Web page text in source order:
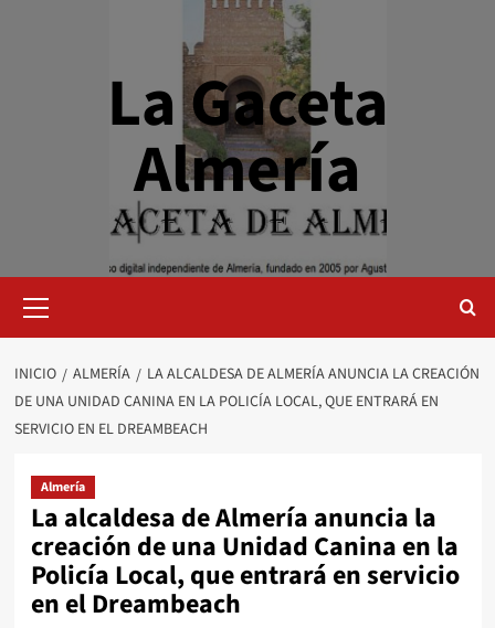
La Gaceta
Almería
primario
INICIO ALMERÍA
LA ALCALDESA DE ALMERÍA ANUNCIA LA CREACIÓN
DE UNA UNIDAD CANINA EN LA POLICÍA LOCAL, QUE ENTRARÁ EN
SERVICIO EN EL DREAMBEACH
Almería
La alcaldesa de Almería anuncia la
creación de una Unidad Canina en la
Policía Local, que entrará en servicio
en el Dreambeach